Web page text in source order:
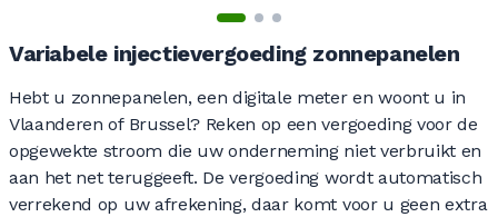
Variabele injectievergoeding zonnepanelen
Hebt u zonnepanelen, een digitale meter en woont u in
Vlaanderen of Brussel? Reken op een vergoeding voor de
opgewekte stroom die uw onderneming niet verbruikt en
aan het net teruggeeft. De vergoeding wordt automatisch
verrekend op uw afrekening, daar komt voor u geen extra